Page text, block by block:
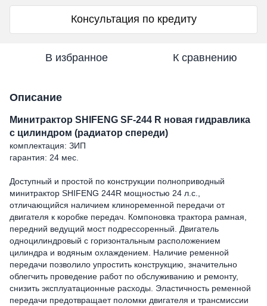
Консультация по кредиту
В избранное К сравнению
Описание
Минитрактор SHIFENG SF-244 R новая гидравлика
с цилиндром (радиатор спереди)
комплектация: ЗИП
гарантия: 24 мес.
Доступный и простой по конструкции полноприводный
минитрактор SHIFENG 244R мощностью 24 л.с.,
отличающийся наличием клиноременной передачи от
двигателя к коробке передач. Компоновка трактора рамная,
передний ведущий мост подрессоренный. Двигатель
одноцилиндровый с горизонтальным расположением
цилиндра и водяным охлаждением. Наличие ременной
передачи позволило упростить конструкцию, значительно
облегчить проведение работ по обслуживанию и ремонту,
снизить эксплуатационные расходы. Эластичность ременной
передачи предотвращает поломки двигателя и трансмиссии